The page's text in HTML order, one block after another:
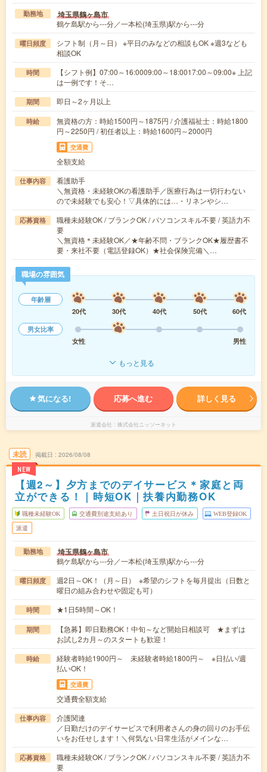
勤務地 埼玉県鶴ヶ島市
鶴ケ島駅から---分／一本松(埼玉県)駅から---分
曜日頻度
シフト制（月～日） ※平日のみなどの相談もOK ※週3なども
相談OK
時間
【シフト例】07:00～16:0009:00～18:0017:00～09:00※ 上記
は一例です！そ…
期間 即日～2ヶ月以上
時給
無資格の方：時給1500円～1875円 / 介護福祉士：時給1800
円～2250円 / 初任者以上：時給1600円～2000円
交通費
全額支給
仕事内容
看護助手
＼無資格・未経験OKの看護助手／医療行為は一切行わない
ので未経験でも安心！▽具体的には…・リネンやシ…
応募資格
職種未経験OK / ブランクOK / パソコンスキル不要 / 英語力不
要
＼無資格＊未経験OK／★年齢不問・ブランクOK★履歴書不
要・来社不要（電話登録OK）★社会保険完備＼…
職場の雰囲気
年齢層
20代
30代 40代 50代
60代
男女比率
女性
男性
もっと見る
気になる! 応募へ進む 詳しく見る
派遣会社 株式会社ニッソーネット
未読
NEW
掲載日 2026/08/08
【週2～】夕方までのデイサービス＊家庭と両
立ができる！｜時短OK｜扶養内勤務OK
職種未経験OK 交通費別途支給あり 土日祝日が休み WEB登録OK
派遣
勤務地 埼玉県鶴ヶ島市
鶴ケ島駅から---分／一本松(埼玉県)駅から---分
曜日頻度
週2日～OK！（月～日） ※希望のシフトを毎月提出（日数と
曜日の組み合わせや固定も可）
時間 ★1日5時間～OK！
期間
【急募】即日勤務OK！中旬～など開始日相談可 ★まずは
お試し2カ月～のスタートも歓迎！
時給
経験者時給1900円～ 未経験者時給1800円～ ※日払い/週
払いOK！
交通費
交通費全額支給
仕事内容
介護関連
／日勤だけのデイサービスで利用者さんの身の回りのお手伝
いをお任せします！＼何気ない日常生活がメインな…
応募資格
職種未経験OK / ブランクOK / パソコンスキル不要 / 英語力不
要